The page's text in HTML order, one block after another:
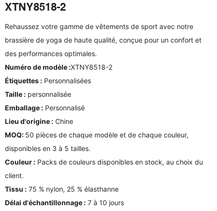
XTNY8518-2
Rehaussez votre gamme de vêtements de sport avec notre
brassière de yoga de haute qualité, conçue pour un confort et
des performances optimales.
Numéro de modèle :XTNY8518-2
Étiquettes : Personnalisées
Taille : personnalisée
Emballage : Personnalisé
Lieu d'origine : Chine
MOQ: 50 pièces de chaque modèle et de chaque couleur,
disponibles en 3 à 5 tailles.
Couleur : Packs de couleurs disponibles en stock, au choix du
client.
Tissu : 75 % nylon, 25 % élasthanne
Délai d'échantillonnage : 7 à 10 jours